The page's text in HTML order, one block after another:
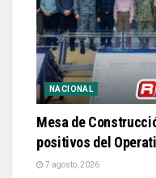
NACIONAL
Mesa de
positivos del
7 agosto, 2026